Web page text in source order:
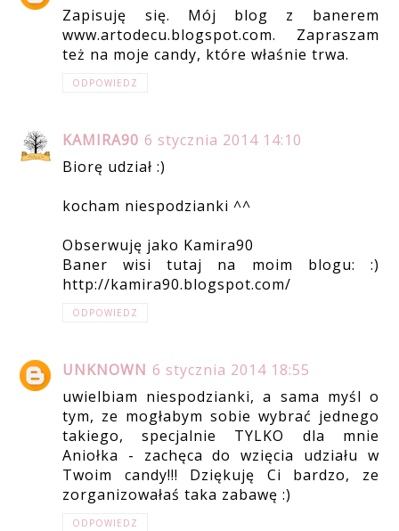
Zapisuję się. Mój blog z banerem
www.artodecu.blogspot.com. Zapraszam
też na moje candy, które właśnie trwa.
ODPOWIEDZ
KAMIRA90 6 stycznia 2014 14:10
Biorę udział :)
kocham niespodzianki ^^
Obserwuję jako Kamira90
Baner wisi tutaj na moim blogu: :)
http://kamira90.blogspot.com/
ODPOWIEDZ
UNKNOWN 6 stycznia 2014 18:55
uwielbiam niespodzianki, a sama myśl o
tym, ze mogłabym sobie wybrać jednego
takiego, specjalnie TYLKO dla mnie
Aniołka - zachęca do wzięcia udziału w
Twoim candy!!! Dziękuję Ci bardzo, ze
zorganizowałaś taka zabawę :)
ODPOWIEDZ